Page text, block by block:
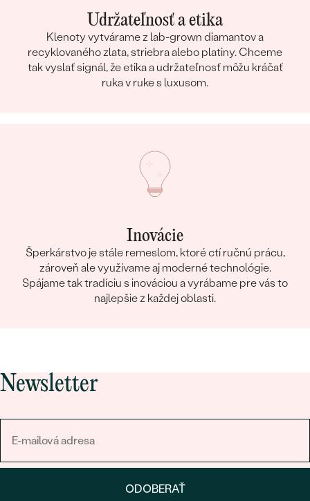
Udržateľnosť a etika
Klenoty vytvárame z lab-grown diamantov a
recyklovaného zlata, striebra alebo platiny. Chceme
tak vyslať signál, že etika a udržateľnosť môžu kráčať
ruka v ruke s luxusom.
Inovácie
Šperkárstvo je stále remeslom, ktoré ctí ručnú prácu,
zároveň ale využívame aj moderné technológie.
Spájame tak tradíciu s inováciou a vyrábame pre vás to
najlepšie z každej oblasti.
Newsletter
ODOBERAŤ